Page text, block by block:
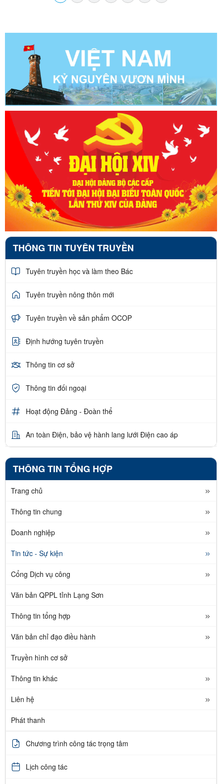
THÔNG TIN TUYÊN TRUYỀN
Tuyên truyền học và làm theo Bác
Tuyên truyền nông thôn mới
Tuyên truyền về sản phẩm OCOP
Định hướng tuyên truyền
Thông tin cơ sở
Thông tin đối ngoại
Hoạt động Đảng - Đoàn thể
An toàn Điện, bảo vệ hành lang lưới Điện cao áp
THÔNG TIN TỔNG HỢP
Trang chủ
Thông tin chung
Doanh nghiệp
Tin tức - Sự kiện
Cổng Dịch vụ công
Văn bản QPPL tỉnh Lạng Sơn
Thông tin tổng hợp
Văn bản chỉ đạo điều hành
Truyền hình cơ sở
Thông tin khác
Liên hệ
Phát thanh
Chương trình công tác trọng tâm
Lịch công tác